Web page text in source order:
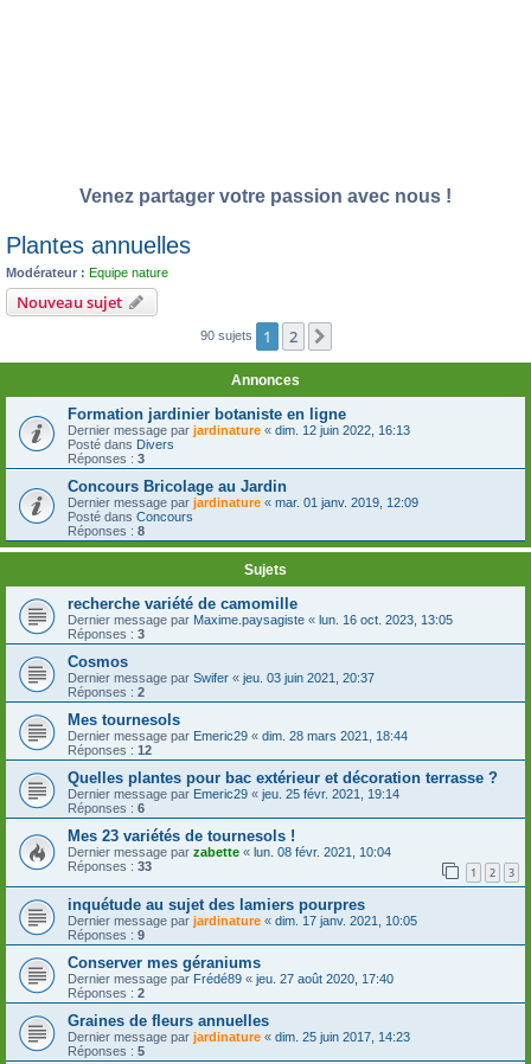
Venez partager votre passion avec nous !
Plantes annuelles
Modérateur : Equipe nature
Nouveau sujet
90 sujets 1 2
Annonces
Formation jardinier botaniste en ligne
Dernier message par jardinature « dim. 12 juin 2022, 16:13
Posté dans Divers
Réponses : 3
Concours Bricolage au Jardin
Dernier message par jardinature « mar. 01 janv. 2019, 12:09
Posté dans Concours
Réponses : 8
Sujets
recherche variété de camomille
Dernier message par Maxime.paysagiste « lun. 16 oct. 2023, 13:05
Réponses : 3
Cosmos
Dernier message par Swifer « jeu. 03 juin 2021, 20:37
Réponses : 2
Mes tournesols
Dernier message par Emeric29 « dim. 28 mars 2021, 18:44
Réponses : 12
Quelles plantes pour bac extérieur et décoration terrasse ?
Dernier message par Emeric29 « jeu. 25 févr. 2021, 19:14
Réponses : 6
Mes 23 variétés de tournesols !
Dernier message par zabette « lun. 08 févr. 2021, 10:04
Réponses : 33 1 2 3
inquétude au sujet des lamiers pourpres
Dernier message par jardinature « dim. 17 janv. 2021, 10:05
Réponses : 9
Conserver mes géraniums
Dernier message par Frédé89 « jeu. 27 août 2020, 17:40
Réponses : 2
Graines de fleurs annuelles
Dernier message par jardinature « dim. 25 juin 2017, 14:23
Réponses : 5